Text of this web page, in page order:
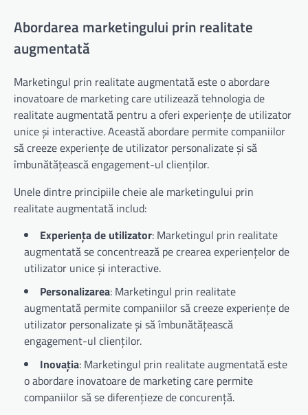
Abordarea marketingului prin realitate
augmentată
Marketingul prin realitate augmentată este o abordare
inovatoare de marketing care utilizează tehnologia de
realitate augmentată pentru a oferi experiențe de utilizator
unice și interactive. Această abordare permite companiilor
să creeze experiențe de utilizator personalizate și să
îmbunătățească engagement-ul clienților.
Unele dintre principiile cheie ale marketingului prin
realitate augmentată includ:
Experiența de utilizator: Marketingul prin realitate
augmentată se concentrează pe crearea experiențelor de
utilizator unice și interactive.
Personalizarea: Marketingul prin realitate
augmentată permite companiilor să creeze experiențe de
utilizator personalizate și să îmbunătățească
engagement-ul clienților.
Inovația: Marketingul prin realitate augmentată este
o abordare inovatoare de marketing care permite
companiilor să se diferențieze de concurență.